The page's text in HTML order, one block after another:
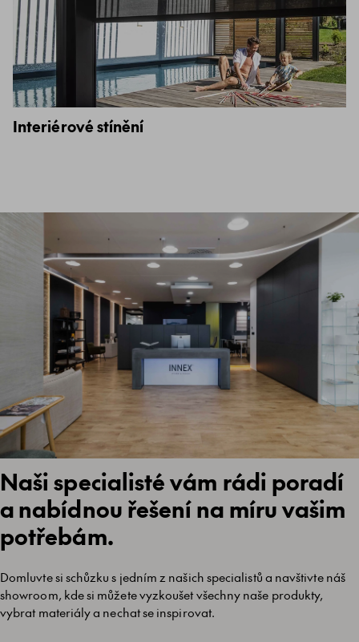
Interiérové stínění
Naši specialisté vám rádi poradí
a nabídnou řešení na míru vašim
potřebám.
Domluvte si schůzku s jedním z našich specialistů a navštivte náš
showroom, kde si můžete vyzkoušet všechny naše produkty,
vybrat materiály a nechat se inspirovat.